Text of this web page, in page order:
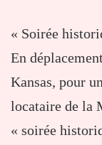
« Soirée
En
Kansas, pour
locataire de la
« soirée